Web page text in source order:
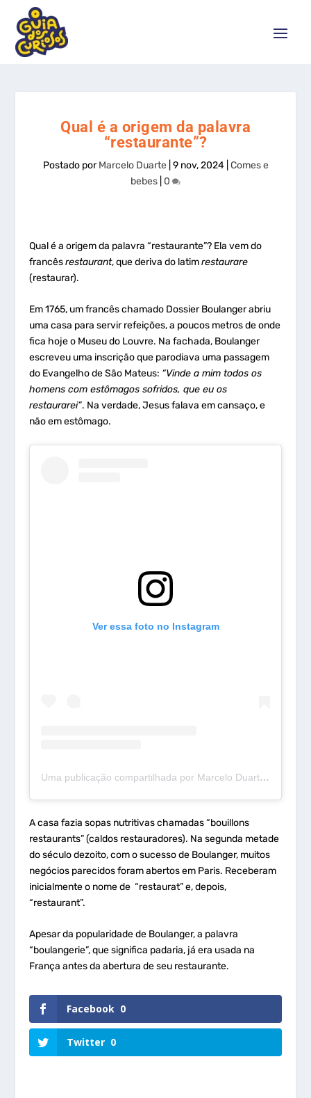
Qual é a origem da palavra
“restaurante”?
Postado porMarcelo Duarte| 9 nov, 2024| Comes e
bebes 0
Qual é a origem da palavra “restaurante”? Ela vem do
francêsrestaurant, que deriva do latimrestaurare
(restaurar).
Em 1765, um francês chamado Dossier Boulanger abriu
uma casa para servir refeições, a poucos metros de onde
fica hoje o Museu do Louvre. Na fachada, Boulanger
escreveu uma inscrição que parodiava uma passagem
do Evangelho de São Mateus: “Vinde a mim todos os
homens com estômagos sofridos, que eu os
restaurarei”. Na verdade, Jesus falava em cansaço, e
não em estômago.
Ver essa foto no Instagram
Uma publicação compartilhada por Marcelo Duarte (@mdcurioso)
A casa fazia sopas nutritivas chamadas “bouillons
restaurants” (caldos restauradores). Na segunda metade
do século dezoito, com o sucesso de Boulanger, muitos
negócios parecidos foram abertos em Paris. Receberam
inicialmente o nome de “restaurat” e, depois,
“restaurant”.
Apesar da popularidade de Boulanger, a palavra
“boulangerie”, que significa padaria, já era usada na
França antes da abertura de seu restaurante.
Facebook 0
Twitter 0